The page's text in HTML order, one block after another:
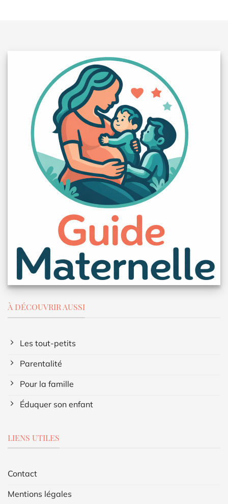
À DÉCOUVRIR AUSSI
Les tout-petits
Parentalité
Pour la famille
Éduquer son enfant
LIENS UTILES
Contact
Mentions légales